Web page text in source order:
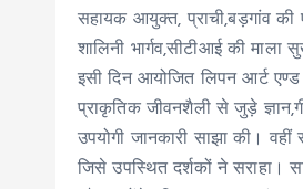
सहायक आयुक्त, प्राची,बड़गांव की
शालिनी भार्गव,सीटीआई की माला
इसी दिन आयोजित लिपन आर्ट एण्ड
प्राकृतिक जीवनशैली से जुड़े
उपयोगी जानकारी साझा की। वहीं
जिसे उपस्थित दर्शकों ने सराहा।